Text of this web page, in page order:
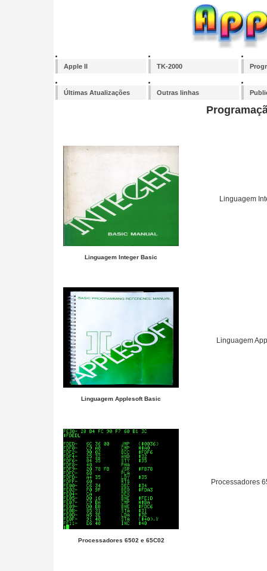
Apple II TK-2000
Últimas Atualizações Outras linhas
Linguagem Integer Basic
Linguagem
Linguagem Applesoft Basic
Linguagem
Processadores 6502 e 65C02
Processadores